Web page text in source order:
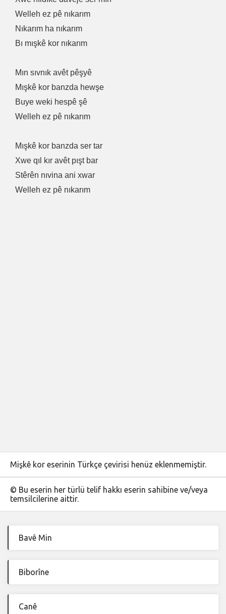
Welleh ez pê nıkarım
Nıkarım ha nıkarım
Bı mışkê kor nıkarım
Mın sıvnık avêt pêşyê
Mışkê kor banzda hewşe
Buye weki hespê şê
Welleh ez pê nıkarım
Mışkê kor banzda ser tar
Xwe qıl kır avêt pışt bar
Stêrên nıvina ani xwar
Welleh ez pê nıkarım
Mişkê kor eserinin Türkçe çevirisi henüz eklenmemiştir.
© Bu eserin her türlü telif hakkı eserin sahibine ve/veya
temsilcilerine aittir.
Bavê Min
Biborîne
Canê